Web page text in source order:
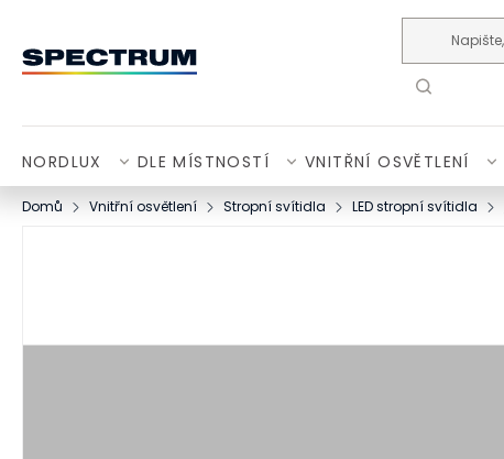
NORDLUX DLE MÍSTNOSTÍ VNITŘNÍ OSVĚTLENÍ
Domů Vnitřní osvětlení Stropní svítidla LED stropní svítidla